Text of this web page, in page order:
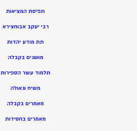
תפיסת המציאות
רבי יעקב אבוחצירא
תת מודע יהדות
מושגים בקבלה
תלמוד עשר הספירות
משיח וגאולה
מאמרים בקבלה
מאמרים בחסידות